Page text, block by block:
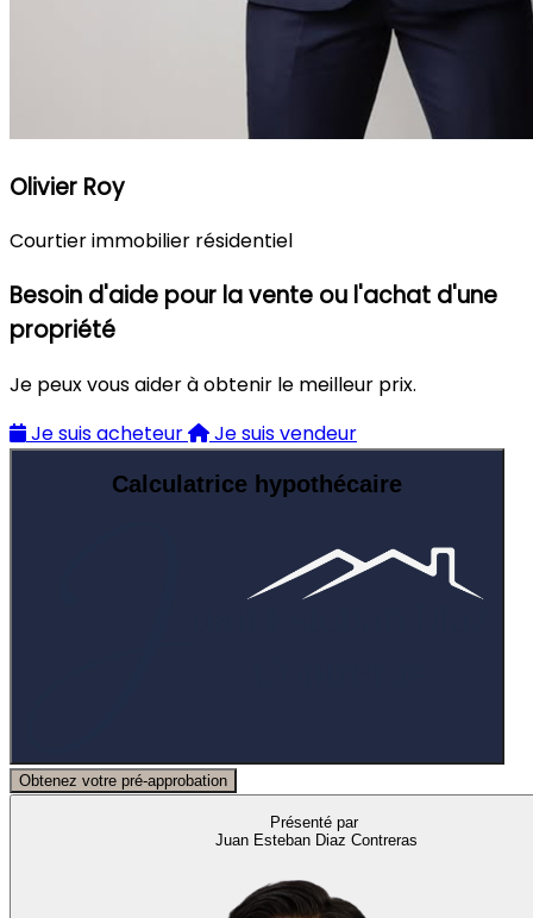
Olivier Roy
Courtier immobilier résidentiel
Besoin d'aide pour la vente ou l'achat d'une
propriété
Je peux vous aider à obtenir le meilleur prix.
Je suis acheteur
Je suis vendeur
Calculatrice hypothécaire
Obtenez votre pré-approbation
Présenté par
Juan Esteban Diaz Contreras